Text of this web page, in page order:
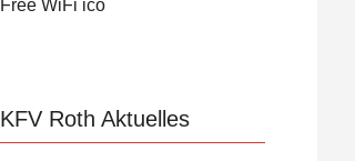
KFV Roth Aktuelles